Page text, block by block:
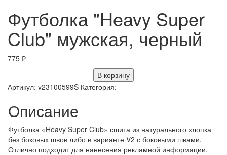
Футболка "Heavy Super
Club" мужская, черный
775 ₽
В корзину
Артикул: v23100599S Категория:
Описание
Футболка «Heavy Super Club» сшита из натурального хлопка
без боковых швов либо в варианте V2 с боковыми швами.
Отлично подходит для нанесения рекламной информации.